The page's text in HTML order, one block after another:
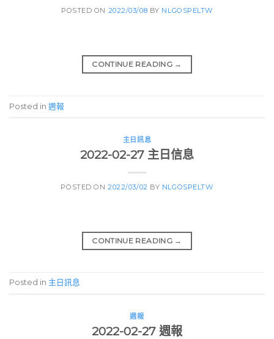
POSTED ON 2022/03/08 BY NLGOSPELTW
CONTINUE READING →
Posted in 週報
主日訊息
2022-02-27 主日信息
POSTED ON2022/03/02 BY NLGOSPELTW
CONTINUE READING →
Posted in 主日訊息
週報
2022-02-27 週報